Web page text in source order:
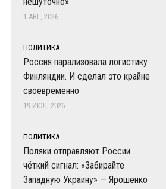
1 АВГ, 2026
ПОЛИТИКА
Россия парализовала логистику
Финляндии. И сделал это крайне
своевременно
19 ИЮЛ, 2026
ПОЛИТИКА
Поляки отправляют России
чёткий сигнал: «Забирайте
Западную Украину» — Ярошенко